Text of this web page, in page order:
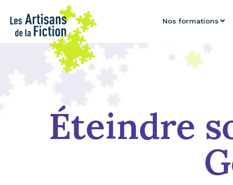
Nos formations
Éteindre